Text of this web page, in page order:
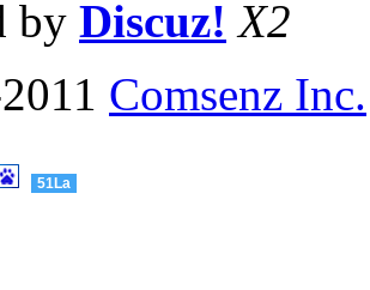
by Discuz! X2
Comsenz Inc.
51La